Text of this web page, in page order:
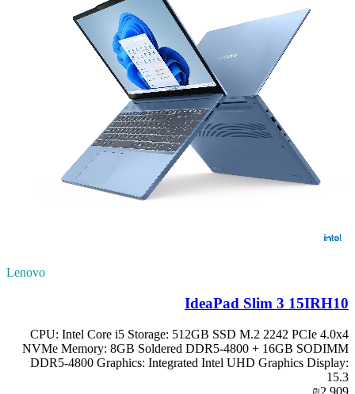
Lenovo
IdeaPad Slim 3 15IRH10
CPU: Intel Core i5 Storage: 512GB SSD M.2 2242 PCIe 4.0x4
NVMe Memory: 8GB Soldered DDR5-4800 + 16GB SODIMM
DDR5-4800 Graphics: Integrated Intel UHD Graphics Display:
15.3
₪2,909